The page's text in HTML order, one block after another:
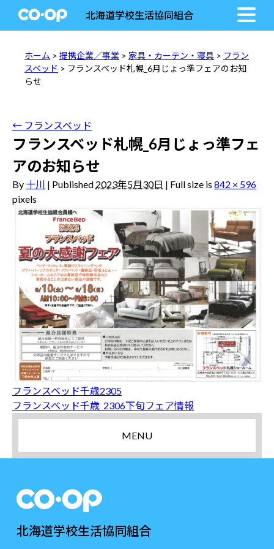
北海道学校生活協同組合
ホーム > 提携企業／事業 > 家具・カーテン・寝具 > フラン
スベッド > フランスベッド札幌_6月じょっ準フェアのお知
らせ
← フランスベッド
フランスベッド札幌_6月じょっ準フェ
アのお知らせ
By 十川 | Published 2023年5月30日 | Full size is 842 × 596
pixels
フランスベッド千歳2305
フランスベッド千歳_2306下旬フェア情報
MENU
北海道学校生活協同組合